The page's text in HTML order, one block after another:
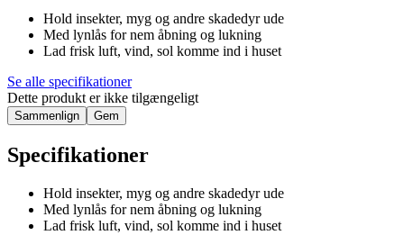
Hold insekter, myg og andre skadedyr ude
Med lynlås for nem åbning og lukning
Lad frisk luft, vind, sol komme ind i huset
Se alle specifikationer
Dette produkt er ikke tilgængeligt
Sammenlign Gem
Specifikationer
Hold insekter, myg og andre skadedyr ude
Med lynlås for nem åbning og lukning
Lad frisk luft, vind, sol komme ind i huset